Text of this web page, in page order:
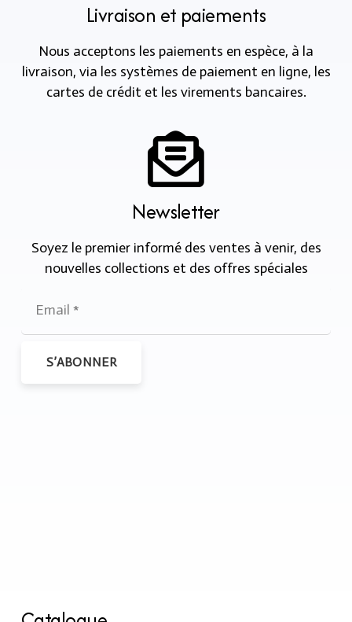
Livraison et paiements
Nous acceptons les paiements en espèce, à la
livraison, via les systèmes de paiement en ligne, les
cartes de crédit et les virements bancaires.
Newsletter
Soyez le premier informé des ventes à venir, des
nouvelles collections et des offres spéciales
S’ABONNER